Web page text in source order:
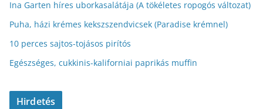
Ina Garten híres uborkasalátája (A tökéletes ropogós változat)
Puha, házi krémes kekszszendvicsek (Paradise krémnel)
10 perces sajtos-tojásos pirítós
Egészséges, cukkinis-kaliforniai paprikás muffin
Hirdetés